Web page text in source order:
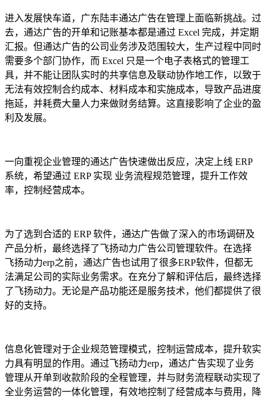
进入发展快车道，广东陆丰通达广告在管理上面临新挑战。过
去，通达广告的开单和记账基本都是通过 Excel 完成，并定期
汇报。但通达广告的公司业务涉及范围较大，生产过程中同时
需要多个部门协作，而 Excel 只是一个电子表格式的管理工
具，并不能让团队实时的共享信息及联动协作地工作，以致于
无法有效控制合约成本、材料成本和实施成本，导致产品进度
拖延，并耗费大量人力来做财务结算。这直接影响了企业的盈
利及发展。
一向重视企业管理的通达广告快速做出反应，决定上线 ERP
系统，希望通过 ERP 实现 业务流程规范管理，提升工作效
率，控制经营成本。
为了选到合适的 ERP软件，通达广告做了深入的市场调研及
产品分析，最终选择了飞扬动力广告公司管理软件。在选择
飞扬动力erp之前，通达广告也试用了很多ERP软件，但都无
法满足公司的实际业务需求。在充分了解和评估后，最终选择
了飞扬动力。无论是产品功能还是服务技术，他们都提供了很
好的支持。
信息化管理对于企业规范管理模式，控制运营成本，提升软实
力具有明显的作用。通过飞扬动力erp，通达广告实现了业务
管理从开单到收款阶段的全程管理，并与财务流程联动实现了
全业务运营的一体化管理，有效地控制了经营成本与费用，降